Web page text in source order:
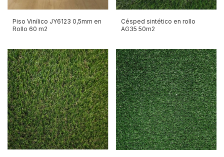
Piso Vinílico JY6123 0,5mm en
Rollo 60 m2
Césped sintético en rollo
AG35 50m2